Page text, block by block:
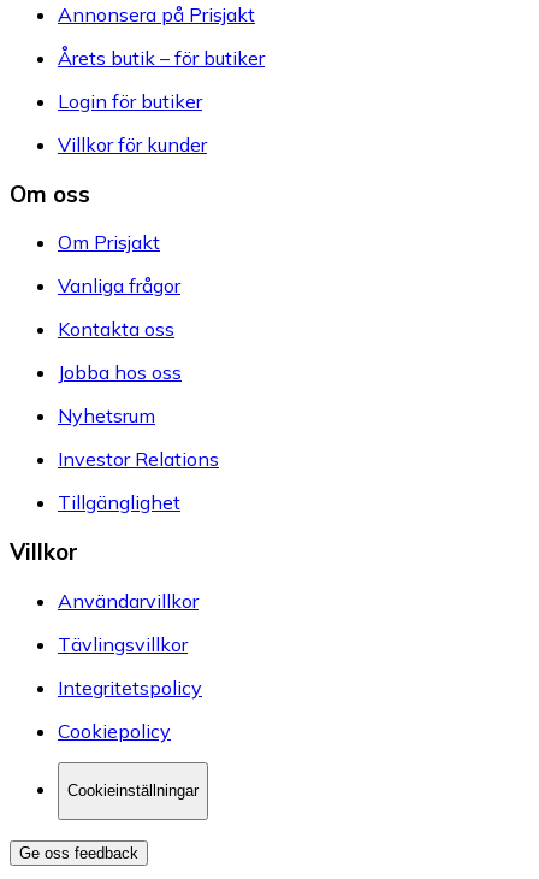
Annonsera på Prisjakt
Årets butik – för butiker
Login för butiker
Villkor för kunder
Om oss
Om Prisjakt
Vanliga frågor
Kontakta oss
Jobba hos oss
Nyhetsrum
Investor Relations
Tillgänglighet
Villkor
Användarvillkor
Tävlingsvillkor
Integritetspolicy
Cookiepolicy
Cookieinställningar
Ge oss feedback